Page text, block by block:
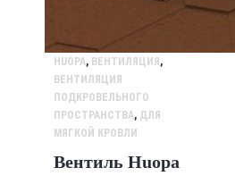
HUOPA, ВЕНТИЛЯЦИЯ ,
ВЕНТИЛЯЦИЯ
ПОДКРОВЕЛЬНОГО
ПРОСТРАНСТВА, ДЛЯ
МЯГКОЙ КРОВЛИ
Вентиль Huopa